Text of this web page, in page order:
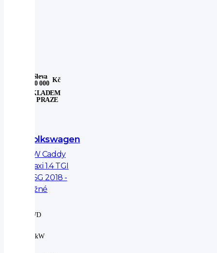
Volkswagen
VW Caddy
Maxi 1.4 TGI
DSG 2018 -
tažné
2WD
81 kW
Sleva
30 000 Kč
SKLADEM
V PRAZE